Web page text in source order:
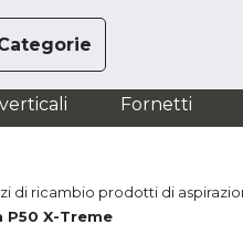
Fornetti
di ricambio prodotti di
P50 X-Treme